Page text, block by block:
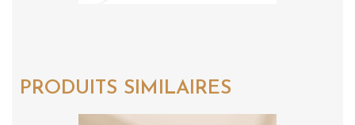
PRODUITS SIMILAIRES